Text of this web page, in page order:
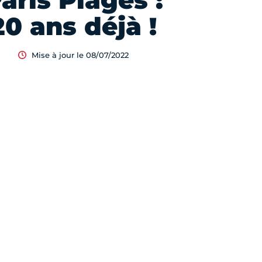
ans déjà !
Mise à jour le 08/07/2022